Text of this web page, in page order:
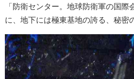
「防衛センター。地球防衛軍の国際
に、地下には極東基地の誇る、秘密